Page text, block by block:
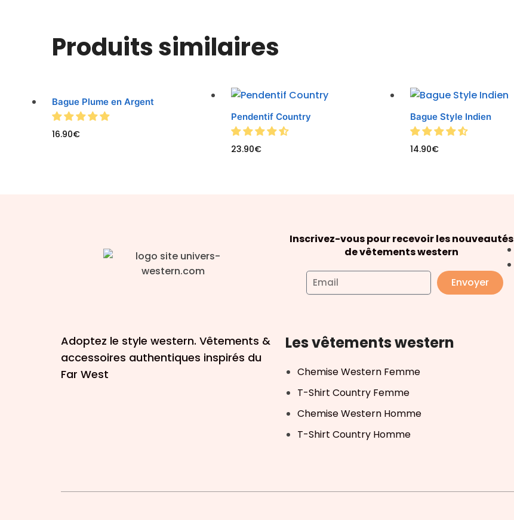
Produits similaires
Bague Plume en Argent
16.90€
Pendentif Country
23.90€
Bague Style Indien
14.90€
Inscrivez-vous pour recevoir les nouveautés
de vêtements western
Envoyer
Adoptez le style western. Vêtements &
accessoires authentiques inspirés du
Far West
Les vêtements western
Chemise Western Femme
T-Shirt Country Femme
Chemise Western Homme
T-Shirt Country Homme